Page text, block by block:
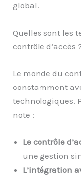
global.
Quelles sont les
contrôle d’accès ?
Le monde du
constamment
technologiques.
note :
Le contrôle
une gestion
L’intégration